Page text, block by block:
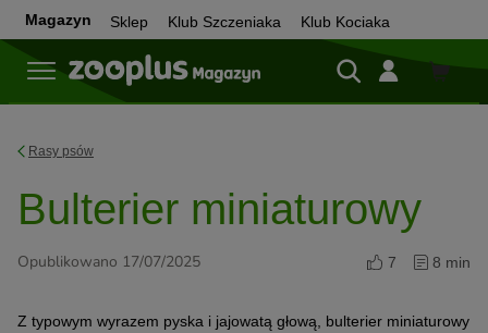
Magazyn Sklep Klub Szczeniaka Klub Kociaka
Sklep
Rasy psów
Bulterier miniaturowy
Opublikowano 17/07/2025 7 8 min
Z typowym wyrazem pyska i jajowatą głową, bulterier miniaturowy